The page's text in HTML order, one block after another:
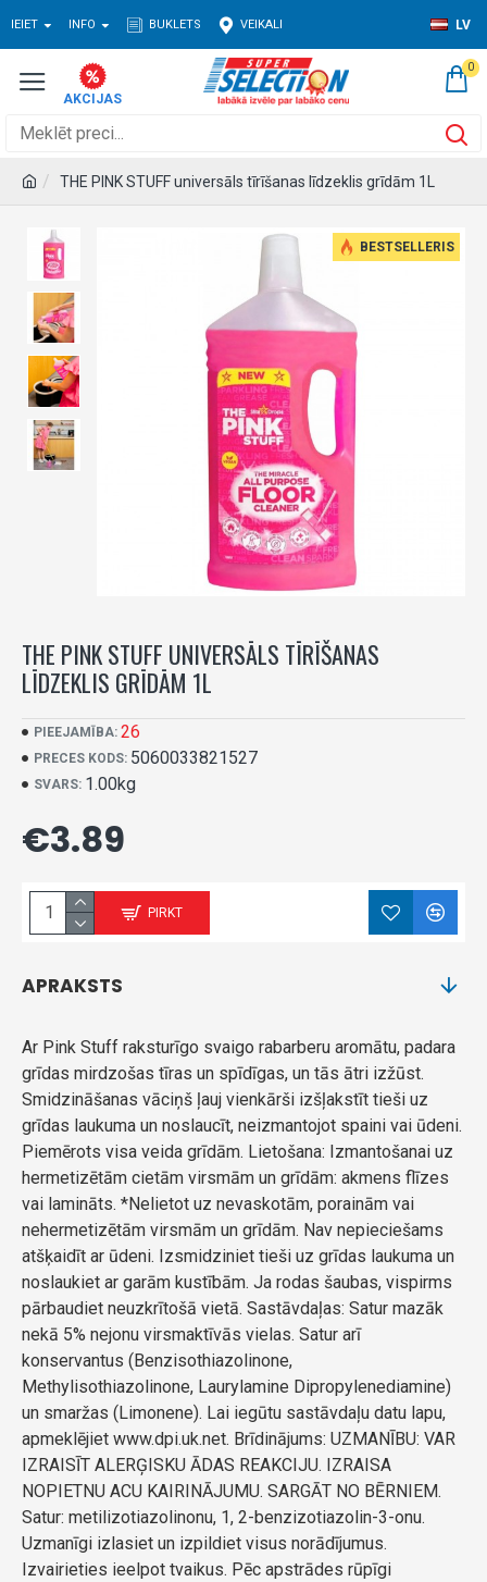
IEIET INFO BUKLETS VEIKALI LV
0
THE PINK STUFF universāls tīrīšanas līdzeklis grīdām 1L
BESTSELLERIS
THE PINK STUFF UNIVERSĀLS TĪRĪŠANAS
LĪDZEKLIS GRĪDĀM 1L
PIEEJAMĪBA: 26
PRECES KODS: 5060033821527
SVARS: 1.00kg
€3.89
PIRKT
APRAKSTS
Ar Pink Stuff raksturīgo svaigo rabarberu aromātu, padara
grīdas mirdzošas tīras un spīdīgas, un tās ātri izžūst.
Smidzināšanas vāciņš ļauj vienkārši izšļakstīt tieši uz
grīdas laukuma un noslaucīt, neizmantojot spaini vai ūdeni.
Piemērots visa veida grīdām. Lietošana: Izmantošanai uz
hermetizētām cietām virsmām un grīdām: akmens flīzes
vai lamināts. *Nelietot uz nevaskotām, porainām vai
nehermetizētām virsmām un grīdām. Nav nepieciešams
atšķaidīt ar ūdeni. Izsmidziniet tieši uz grīdas laukuma un
noslaukiet ar garām kustībām. Ja rodas šaubas, vispirms
pārbaudiet neuzkrītošā vietā. Sastāvdaļas: Satur mazāk
nekā 5% nejonu virsmaktīvās vielas. Satur arī
konservantus (Benzisothiazolinone,
Methylisothiazolinone, Laurylamine Dipropylenediamine)
un smaržas (Limonene). Lai iegūtu sastāvdaļu datu lapu,
apmeklējiet www.dpi.uk.net. Brīdinājums: UZMANĪBU: VAR
IZRAISĪT ALERĢISKU ĀDAS REAKCIJU. IZRAISA
NOPIETNU ACU KAIRINĀJUMU. SARGĀT NO BĒRNIEM.
Satur: metilizotiazolinonu, 1, 2-benzizotiazolin-3-onu.
Uzmanīgi izlasiet un izpildiet visus norādījumus.
Izvairieties ieelpot tvaikus. Pēc apstrādes rūpīgi